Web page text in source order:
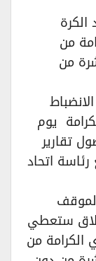
من
من
يوم
تقارير
اتحاد
ستعطي
من